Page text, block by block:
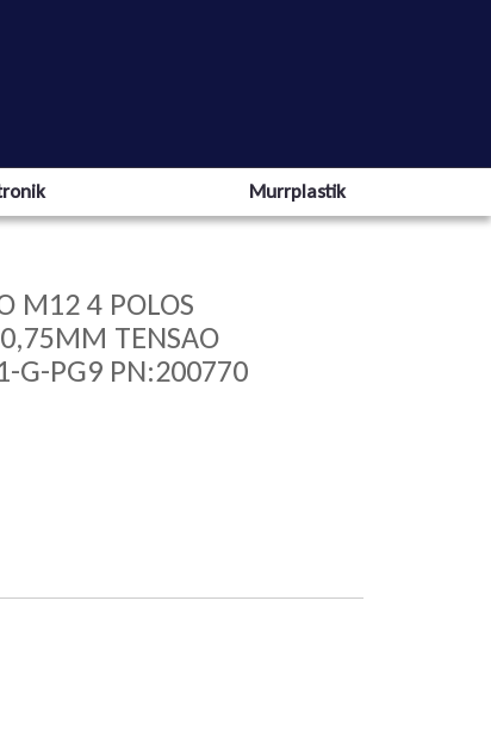
Murrplastik
M12 4 POLOS
0,75MM TENSAO
G-PG9 PN:200770